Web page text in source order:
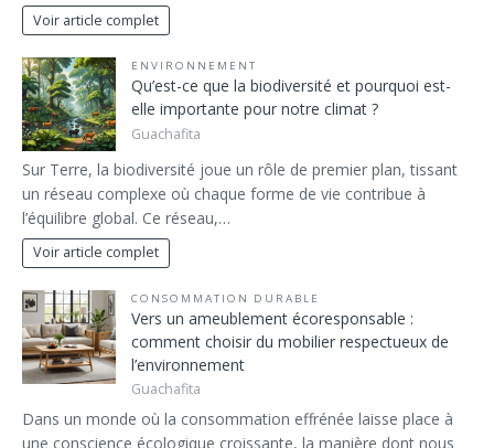
Voir article complet
ENVIRONNEMENT
Qu’est-ce que la biodiversité et pourquoi est-
elle importante pour notre climat ?
Guachafita
Sur Terre, la biodiversité joue un rôle de premier plan, tissant
un réseau complexe où chaque forme de vie contribue à
l’équilibre global. Ce réseau,…
Voir article complet
CONSOMMATION DURABLE
Vers un ameublement écoresponsable :
comment choisir du mobilier respectueux de
l’environnement
Guachafita
Dans un monde où la consommation effrénée laisse place à
une conscience écologique croissante, la manière dont nous